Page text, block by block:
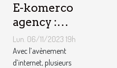
E-komerco
agency :
qu’est-ce que
c’est ?
Lun. 06/11/2023 19h
Avec l’avènement
d’internet, plusieurs